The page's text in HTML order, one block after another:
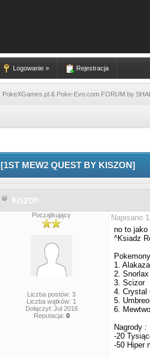
Logowanie » Rejestracja
PokeXGames.pl & Poke-Evo.com FORUM by
[1ST MEW2 QUEST BY KISZON]
kiszon
Początkujący
Liczba postów: 3
Liczba wątków: 1
Dołączył: Jul 2016
Reputacja: 0
Napisano
no to jako
^Ksiadz
1.
2. Snorlax
3. Scizor
4. Crystal
5.
6. Mewtwo
Nagrody :
-20
-50 Hiper